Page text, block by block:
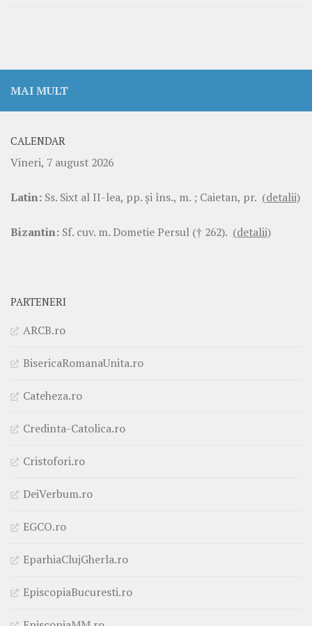
MAI MULT
CALENDAR
Vineri, 7 august 2026
Latin: Ss. Sixt al II-lea, pp. şi îns., m. ; Caietan, pr. (detalii)
Bizantin: Sf. cuv. m. Dometie Persul († 262). (detalii)
PARTENERI
ARCB.ro
BisericaRomanaUnita.ro
Cateheza.ro
Credinta-Catolica.ro
Cristofori.ro
DeiVerbum.ro
EGCO.ro
EparhiaClujGherla.ro
EpiscopiaBucuresti.ro